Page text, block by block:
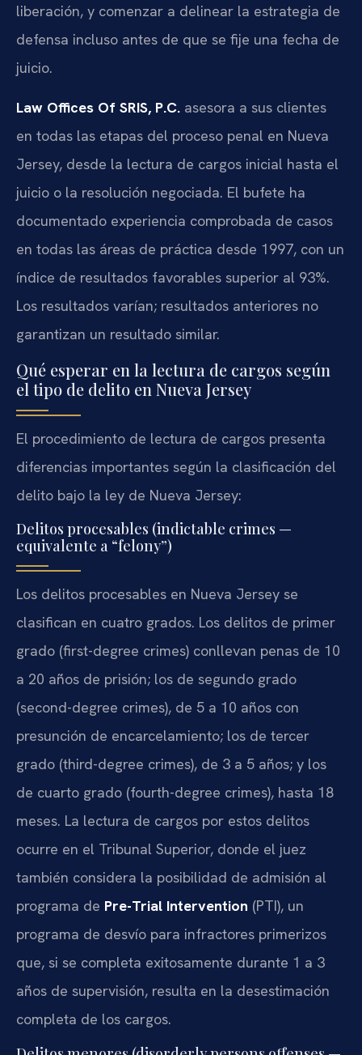
liberación, y comenzar a delinear la estrategia de
defensa incluso antes de que se fije una fecha de
juicio.
Law Offices Of SRIS, P.C. asesora a sus clientes
en todas las etapas del proceso penal en Nueva
Jersey, desde la lectura de cargos inicial hasta el
juicio o la resolución negociada. El bufete ha
documentado experiencia comprobada de casos
en todas las áreas de práctica desde 1997, con un
índice de resultados favorables superior al 93%.
Los resultados varían; resultados anteriores no
garantizan un resultado similar.
Qué esperar en la lectura de cargos según
el tipo de delito en Nueva Jersey
El procedimiento de lectura de cargos presenta
diferencias importantes según la clasificación del
delito bajo la ley de Nueva Jersey:
Delitos procesables (indictable crimes —
equivalente a “felony”)
Los delitos procesables en Nueva Jersey se
clasifican en cuatro grados. Los delitos de primer
grado (first-degree crimes) conllevan penas de 10
a 20 años de prisión; los de segundo grado
(second-degree crimes), de 5 a 10 años con
presunción de encarcelamiento; los de tercer
grado (third-degree crimes), de 3 a 5 años; y los
de cuarto grado (fourth-degree crimes), hasta 18
meses. La lectura de cargos por estos delitos
ocurre en el Tribunal Superior, donde el juez
también considera la posibilidad de admisión al
programa de Pre-Trial Intervention (PTI), un
programa de desvío para infractores primerizos
que, si se completa exitosamente durante 1 a 3
años de supervisión, resulta en la desestimación
completa de los cargos.